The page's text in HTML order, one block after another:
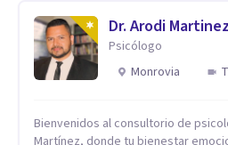
Dr. Arodi Martinez
Psicólogo
Monrovia
Bienvenidos al consultorio de